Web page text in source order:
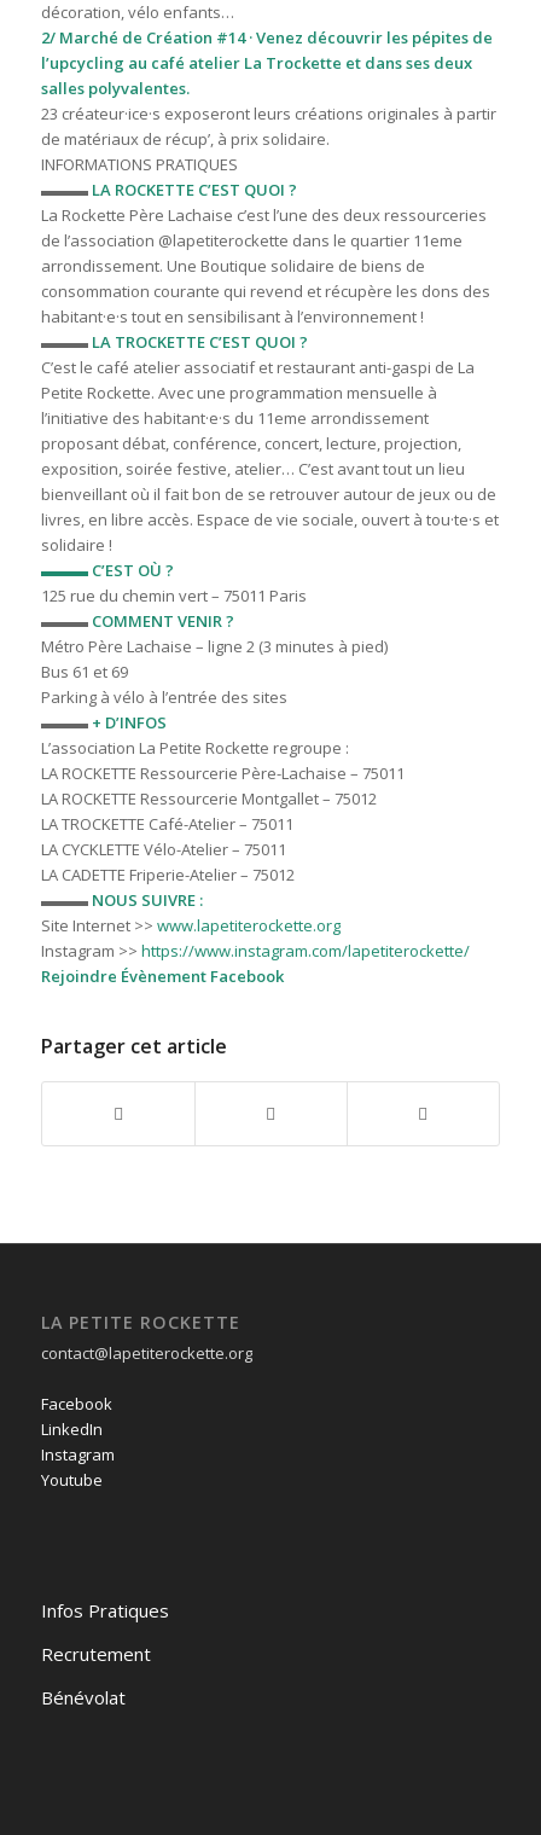
décoration, vélo enfants…
2/ Marché de Création #14 · Venez découvrir les pépites de
l’upcycling au café atelier La Trockette et dans ses deux
salles polyvalentes.
23 créateur·ice·s exposeront leurs créations originales à partir
de matériaux de récup’, à prix solidaire.
INFORMATIONS PRATIQUES
▬▬▬ LA ROCKETTE C’EST QUOI ?
La Rockette Père Lachaise c’est l’une des deux ressourceries
de l’association @lapetiterockette dans le quartier 11eme
arrondissement. Une Boutique solidaire de biens de
consommation courante qui revend et récupère les dons des
habitant·e·s tout en sensibilisant à l’environnement !
▬▬▬ LA TROCKETTE C’EST QUOI ?
C’est le café atelier associatif et restaurant anti-gaspi de La
Petite Rockette. Avec une programmation mensuelle à
l’initiative des habitant·e·s du 11eme arrondissement
proposant débat, conférence, concert, lecture, projection,
exposition, soirée festive, atelier… C’est avant tout un lieu
bienveillant où il fait bon de se retrouver autour de jeux ou de
livres, en libre accès. Espace de vie sociale, ouvert à tou·te·s et
solidaire !
▬▬▬ C’EST OÙ ?
125 rue du chemin vert – 75011 Paris
▬▬▬ COMMENT VENIR ?
Métro Père Lachaise – ligne 2 (3 minutes à pied)
Bus 61 et 69
Parking à vélo à l’entrée des sites
▬▬▬+ D’INFOS
L’association La Petite Rockette regroupe :
LA ROCKETTE Ressourcerie Père-Lachaise – 75011
LA ROCKETTE Ressourcerie Montgallet – 75012
LA TROCKETTE Café-Atelier – 75011
LA CYCKLETTE Vélo-Atelier – 75011
LA CADETTE Friperie-Atelier – 75012
▬▬▬ NOUS SUIVRE :
Site Internet >> www.lapetiterockette.org
Instagram >> https://www.instagram.com/lapetiterockette/
Rejoindre Évènement Facebook
Partager cet article
LA PETITE ROCKETTE
contact@lapetiterockette.org
Facebook
LinkedIn
Instagram
Youtube
Infos Pratiques
Recrutement
Bénévolat